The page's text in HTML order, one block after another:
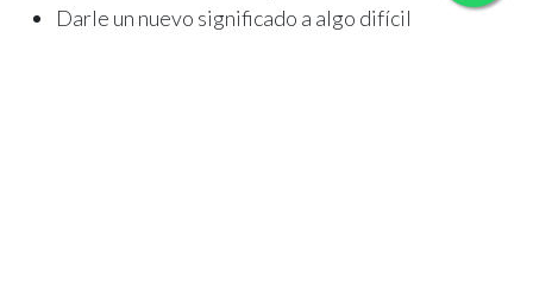
Darle un nuevo significado a algo difícil